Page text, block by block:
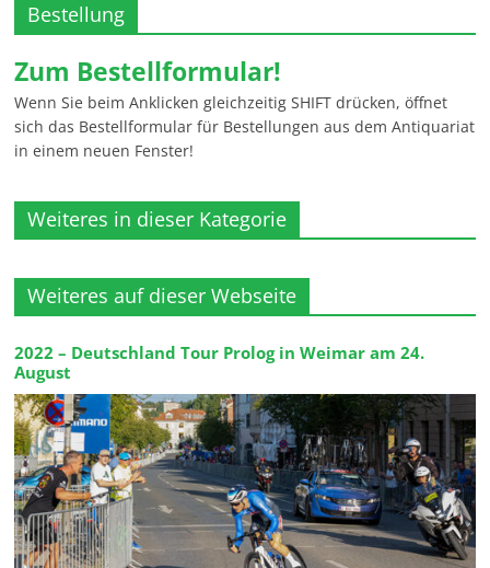
Bestellung
Zum Bestellformular!
Wenn Sie beim Anklicken gleichzeitig SHIFT drücken, öffnet
sich das Bestellformular für Bestellungen aus dem Antiquariat
in einem neuen Fenster!
Weiteres in dieser Kategorie
Weiteres auf dieser Webseite
2022 – Deutschland Tour Prolog in Weimar am 24.
August